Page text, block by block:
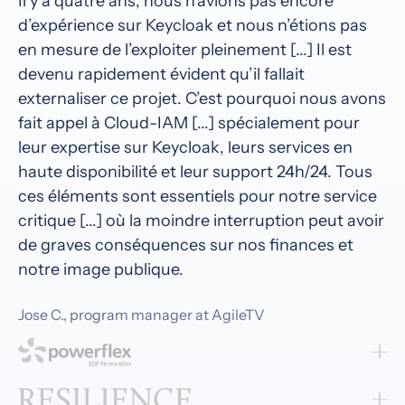
d’expérience sur Keycloak et nous n’étions pas
en mesure de l’exploiter pleinement [...] Il est
devenu rapidement évident qu’il fallait
externaliser ce projet. C’est pourquoi nous avons
fait appel à Cloud-IAM [...] spécialement pour
leur expertise sur Keycloak, leurs services en
haute disponibilité et leur support 24h/24. Tous
ces éléments sont essentiels pour notre service
critique [...] où la moindre interruption peut avoir
de graves conséquences sur nos finances et
notre image publique.
Jose C., program manager at AgileTV